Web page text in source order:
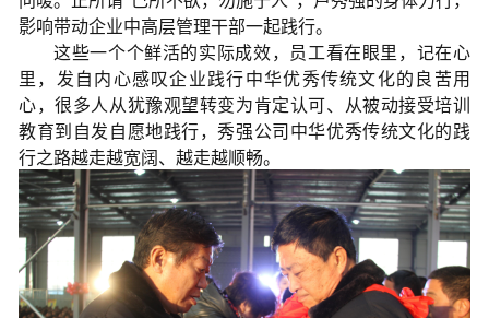
影响带动企业中高层管理干部一起践行。
这些一个个鲜活的实际成效，员工看在眼里，记在心
里，发自内心感叹企业践行中华优秀传统文化的良苦用
心，很多人从犹豫观望转变为肯定认可、从被动接受培训
教育到自发自愿地践行，秀强公司中华优秀传统文化的践
行之路越走越宽阔、越走越顺畅。